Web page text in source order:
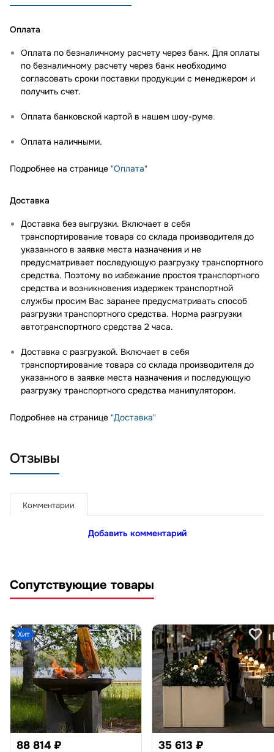
Оплата
Оплата по безналичному расчету через банк. Для оплаты
по безналичному расчету через банк необходимо
согласовать сроки поставки продукции с менеджером и
получить счет.
Оплата банковской картой в нашем шоу-руме.
Оплата наличными.
Подробнее на странице "Оплата"
Доставка
Доставка без выгрузки. Включает в себя
транспортирование товара со склада производителя до
указанного в заявке места назначения и не
предусматривает последующую разгрузку транспортного
средства. Поэтому во избежание простоя транспортного
средства и возникновения издержек транспортной
службы просим Вас заранее предусматривать способ
разгрузки транспортного средства. Норма разгрузки
автотранспортного средства 2 часа.
Доставка с разгрузкой. Включает в себя
транспортирование товара со склада производителя до
указанного в заявке места назначения и последующую
разгрузку транспортного средства манипулятором.
Подробнее на странице "Доставка"
Отзывы
Комментарии
Добавить комментарий
Сопутствующие товары
Хит
88 814 ₽ 35 613 ₽